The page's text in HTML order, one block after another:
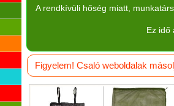
A rendkívüli hőség miatt,
Ez idő
Figyelem! Csaló weboldalak